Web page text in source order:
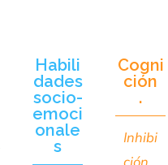
Habili
dades
socio-
emoci
onale
s
Cogni
ción
.
Inhibi